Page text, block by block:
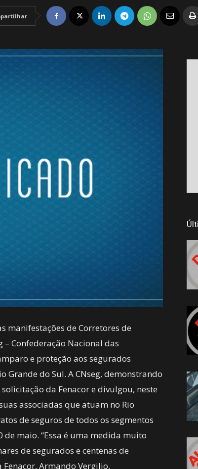
manifestações de Corretores de
– Confederação Nacional das
e proteção aos segurados
Grande do Sul. A CNseg, demonstrando
da Fenacor e divulgou, neste
associadas que atuam no Rio
de seguros de todos os segmentos
maio. “Essa é uma medida muito
de segurados e centenas de
Fenacor, Armando Vergilio.